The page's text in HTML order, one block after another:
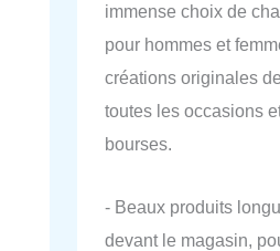
immense choix de
pour hommes et
créations originales
toutes les occasions
bourses.
- Beaux produits
devant le magasin,